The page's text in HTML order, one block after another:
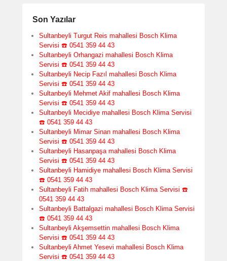
Son Yazılar
Sultanbeyli Turgut Reis mahallesi Bosch Klima
Servisi ☎️ 0541 359 44 43
Sultanbeyli Orhangazi mahallesi Bosch Klima
Servisi ☎️ 0541 359 44 43
Sultanbeyli Necip Fazıl mahallesi Bosch Klima
Servisi ☎️ 0541 359 44 43
Sultanbeyli Mehmet Akif mahallesi Bosch Klima
Servisi ☎️ 0541 359 44 43
Sultanbeyli Mecidiye mahallesi Bosch Klima Servisi
☎️ 0541 359 44 43
Sultanbeyli Mimar Sinan mahallesi Bosch Klima
Servisi ☎️ 0541 359 44 43
Sultanbeyli Hasanpaşa mahallesi Bosch Klima
Servisi ☎️ 0541 359 44 43
Sultanbeyli Hamidiye mahallesi Bosch Klima Servisi
☎️ 0541 359 44 43
Sultanbeyli Fatih mahallesi Bosch Klima Servisi ☎️
0541 359 44 43
Sultanbeyli Battalgazi mahallesi Bosch Klima Servisi
☎️ 0541 359 44 43
Sultanbeyli Akşemsettin mahallesi Bosch Klima
Servisi ☎️ 0541 359 44 43
Sultanbeyli Ahmet Yesevi mahallesi Bosch Klima
Servisi ☎️ 0541 359 44 43